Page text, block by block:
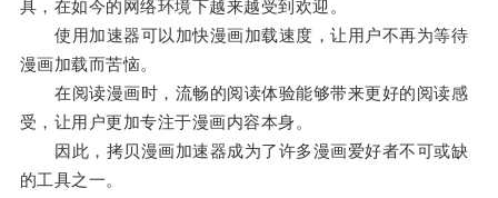
具，在如今的网络环境下越来越受到欢迎。
使用加速器可以加快漫画加载速度，让用户不再为等待
漫画加载而苦恼。
在阅读漫画时，流畅的阅读体验能够带来更好的阅读感
受，让用户更加专注于漫画内容本身。
因此，拷贝漫画加速器成为了许多漫画爱好者不可或缺
的工具之一。